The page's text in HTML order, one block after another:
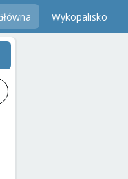
Wykopalisko